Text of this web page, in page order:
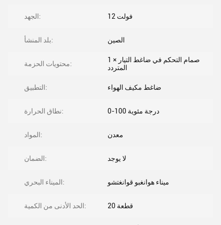
الجهد: 12 فولت
بلد المنشأ: الصين
محتويات الحزمة:
1 × صمام التحكم في ضاغط التيار
المتردد
التطبيق: ضاغط مكيف الهواء
نطاق الحرارة: 0-100 درجة مئوية
المواد: معدن
الضمان: لا يوجد
الميناء البحري: ميناء هوانغبو قوانغتشو
الحد الأدنى من الكمية: 20 قطعة